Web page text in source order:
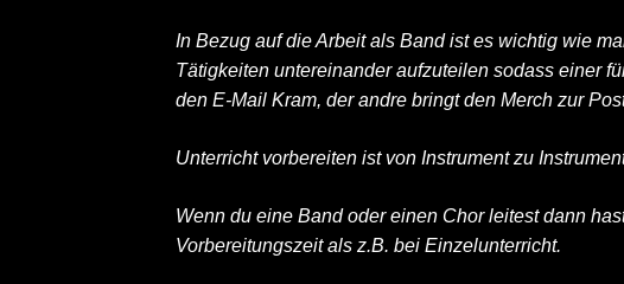
In Bezug auf die Arbeit als Band ist es wichtig wie
Tätigkeiten untereinander aufzuteilen sodass einer
den E-Mail Kram, der andre bringt den Merch zur
Unterricht vorbereiten ist von Instrument zu
Wenn du eine Band oder einen Chor leitest dann
Vorbereitungszeit als z.B. bei Einzelunterricht.